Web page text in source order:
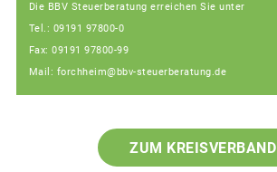
Die BBV Steuerberatung erreichen Sie unter
Tel.: 09191 97800-0
Fax: 09191 97800-99
Mail: forchheim@bbv-steuerberatung.de
ZUM KREISVERBAND